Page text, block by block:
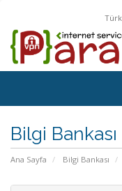
Bilgi Bankası
Ana Sayfa Bilgi Bankası